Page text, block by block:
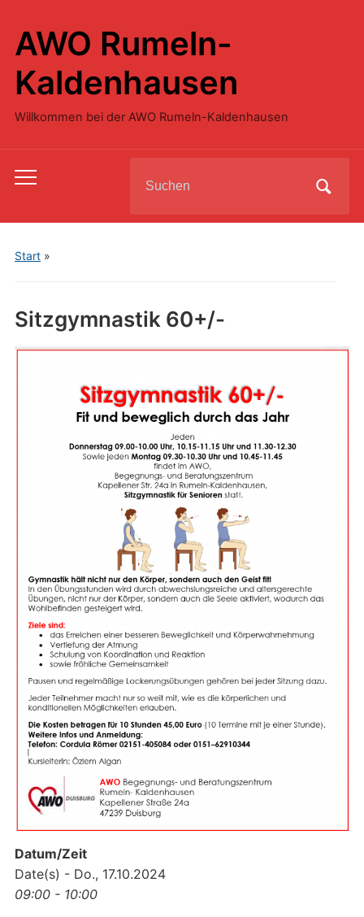
AWO Rumeln-
Kaldenhausen
Willkommen bei der AWO Rumeln-Kaldenhausen
Toggle
menu
for:
Start»
Sitzgymnastik 60+/-
Datum/Zeit
Date(s) - Do., 17.10.2024
09:00 - 10:00